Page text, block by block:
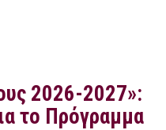
2026-2027»:
το Πρόγραμμα